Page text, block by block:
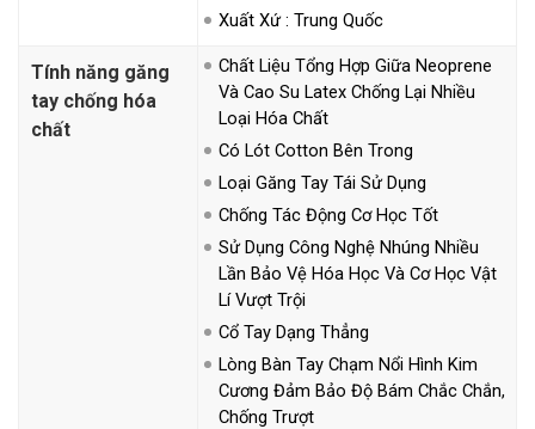
Xuất Xứ : Trung Quốc
Tính năng găng
tay chống hóa
chất
Chất Liệu Tổng Hợp Giữa Neoprene
Và Cao Su Latex Chống Lại Nhiều
Loại Hóa Chất
Có Lót Cotton Bên Trong
Loại Găng Tay Tái Sử Dụng
Chống Tác Động Cơ Học Tốt
Sử Dụng Công Nghệ Nhúng Nhiều
Lần Bảo Vệ Hóa Học Và Cơ Học Vật
Lí Vượt Trội
Cổ Tay Dạng Thẳng
Lòng Bàn Tay Chạm Nổi Hình Kim
Cương Đảm Bảo Độ Bám Chắc Chắn,
Chống Trượt